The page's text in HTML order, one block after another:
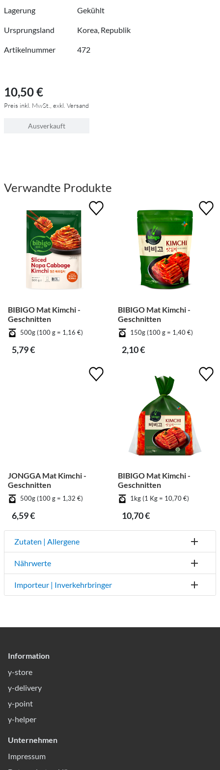
Lagerung
Gekühlt
Ursprungsland Korea, Republik
Artikelnummer 472
10,50 €
Preis inkl. MwSt., exkl. Versand
Ausverkauft
Verwandte Produkte
BIBIGO Mat Kimchi -
Geschnitten
500g (100 g = 1,16 €)
5,79 €
BIBIGO Mat Kimchi -
Geschnitten
150g (100 g = 1,40 €)
2,10 €
JONGGA Mat Kimchi -
Geschnitten
500g (100 g = 1,32 €)
6,59 €
BIBIGO Mat Kimchi -
Geschnitten
1kg (1 Kg = 10,70 €)
10,70 €
Zutaten | Allergene
Nährwerte
Importeur | Inverkehrbringer
Information
y-store
y-delivery
y-point
y-helper
Unternehmen
Impressum